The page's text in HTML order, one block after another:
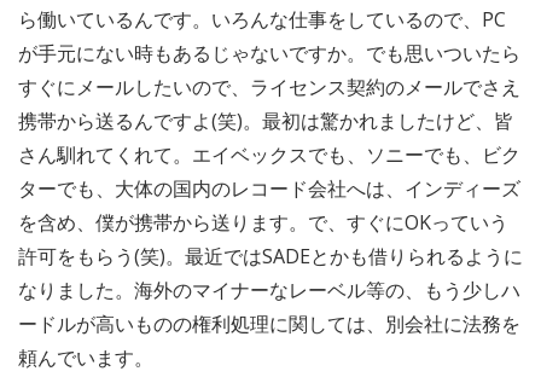
ら働いているんです。いろんな仕事をしているので、PC
が手元にない時もあるじゃないですか。でも思いついたら
すぐにメールしたいので、ライセンス契約のメールでさえ
携帯から送るんですよ(笑)。最初は驚かれましたけど、皆
さん馴れてくれて。エイベックスでも、ソニーでも、ビク
ターでも、大体の国内のレコード会社へは、インディーズ
を含め、僕が携帯から送ります。で、すぐにOKっていう
許可をもらう(笑)。最近ではSADEとかも借りられるように
なりました。海外のマイナーなレーベル等の、もう少しハ
ードルが高いものの権利処理に関しては、別会社に法務を
頼んでいます。